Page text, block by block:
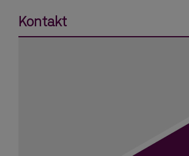
Kontakt